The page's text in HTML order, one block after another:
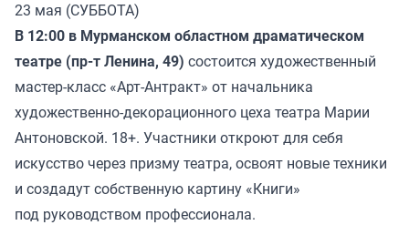
23 мая (СУББОТА)
В 12:00 в Мурманском областном драматическом
театре (пр-т Ленина, 49) состоится художественный
мастер-класс «Арт-Антракт» от начальника
художественно-декорационного цеха театра Марии
Антоновской. 18+. Участники откроют для себя
искусство через призму театра, освоят новые техники
и создадут собственную картину «Книги»
под руководством профессионала.